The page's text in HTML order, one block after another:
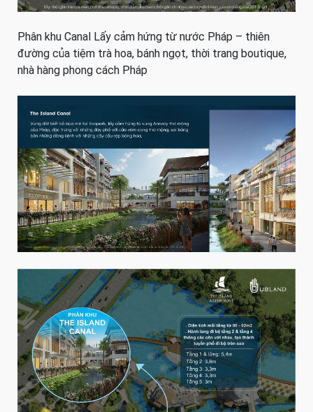
Phân khu Canal Lấy cảm hứng từ nước Pháp – thiên
đường của tiệm trà hoa, bánh ngọt, thời trang boutique,
nhà hàng phong cách Pháp